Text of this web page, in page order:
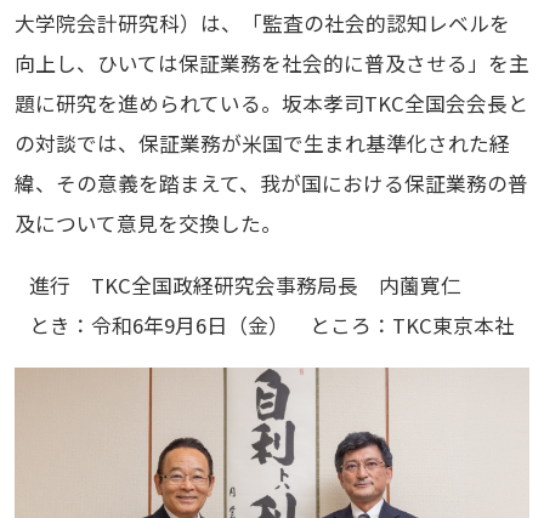
大学院会計研究科）は、「監査の社会的認知レベルを
向上し、ひいては保証業務を社会的に普及させる」を主
題に研究を進められている。坂本孝司TKC全国会会長と
の対談では、保証業務が米国で生まれ基準化された経
緯、その意義を踏まえて、我が国における保証業務の普
及について意見を交換した。
進行 TKC全国政経研究会事務局長 内薗寛仁
とき：令和6年9月6日（金） ところ：TKC東京本社